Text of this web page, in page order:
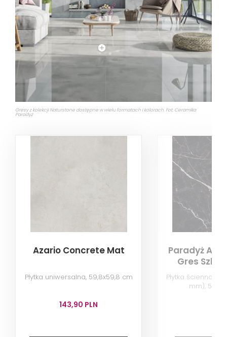
Gresy z kolekcji Naturstone dostępne w wielu formatach i kolorach. Fot. Ceramika
Paradyż
Azario Concrete Mat
Płytka uniwersalna, 59,8x59,8 cm
143,90 PLN
Paradyż
Gres Szkl.
Płytka ścienno-
mm),